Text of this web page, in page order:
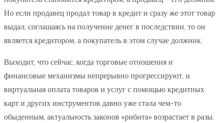
Но если продавец продал товар в кредит и сразу же этот товар
выдал, соглашаясь на получение денег в последствии, то он
является кредитором, а покупатель в этом случае должник.
Выходит, что сейчас, когда торговые отношения и
финансовые механизмы непрерывно прогрессируют, и
виртуальная оплата товаров и услуг с помощью кредитных
карт и других инструментов давно уже стала чем-то
обыденным, актуальность законов «рибита» возрастает в разы.